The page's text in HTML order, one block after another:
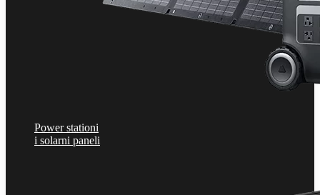
Power stationi
i solarni paneli